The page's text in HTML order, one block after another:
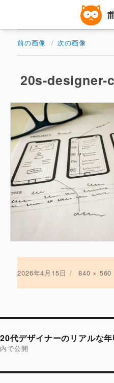
ン
前の画像 次の画像
20s-designer-
投
2026年4月15日
フ
ズ
840 × 560
投
ナ
ビ
ゲ
シ
20代デザイナーのリアルな
内で公開